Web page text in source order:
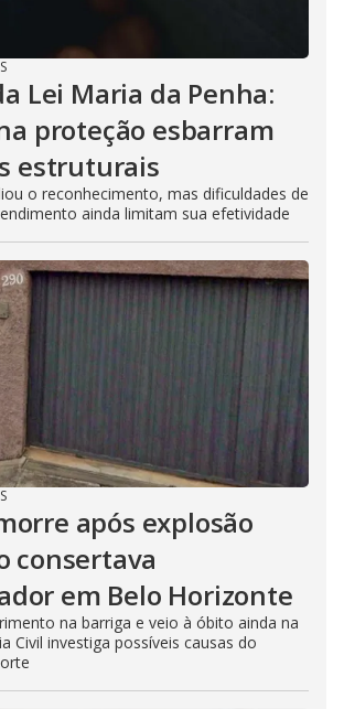
o
Lei Maria da Penha:
proteção esbarram
estruturais
o reconhecimento, mas dificuldades de
ainda limitam sua efetividade
após explosão
consertava
em Belo Horizonte
na barriga e veio à óbito ainda na
Civil investiga possíveis causas do